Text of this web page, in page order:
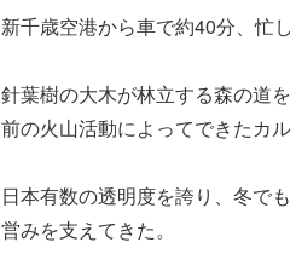
新千歳空港から車で約40分、忙
針葉樹の大木が林立する森の道
前の火山活動によってできたカル
日本有数の透明度を誇り、冬で
営みを支えてきた。